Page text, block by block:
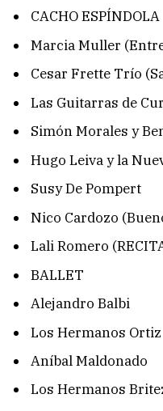
CACHO ESPÍNDOLA
Marcia Muller
Cesar Frette Trío
Las Guitarras de
Simón Morales y
Hugo Leiva y la
Susy De Pompert
Nico Cardozo
Lali Romero
BALLET
Alejandro Balbi
Los Hermanos Ortiz
Aníbal Maldonado
Los Hermanos